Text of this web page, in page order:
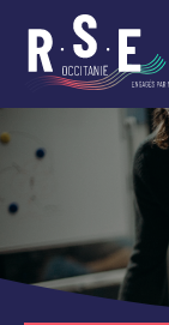
contenu